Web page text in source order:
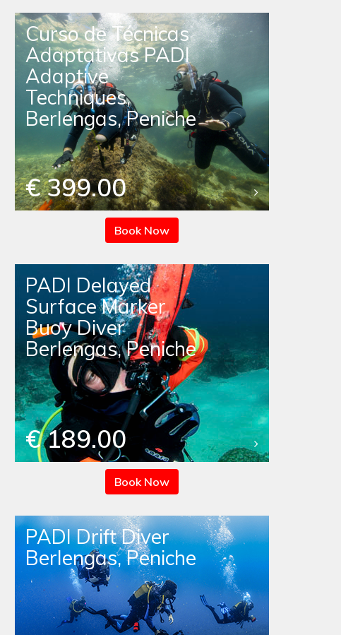
Curso de Técnicas
Adaptativas PADI
Adaptive
Techniques,
Berlengas, Peniche
€ 399.00
Book Now
PADI Delayed
Surface Marker
Buoy Diver
Berlengas, Peniche
€ 189.00
Book Now
PADI Drift Diver
Berlengas, Peniche